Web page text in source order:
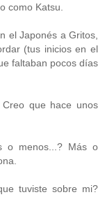
como Katsu.
el Japonés a Gritos,
(tus inicios en el
faltaban pocos días
que hace unos
o menos...? Más o
tuviste sobre mi?